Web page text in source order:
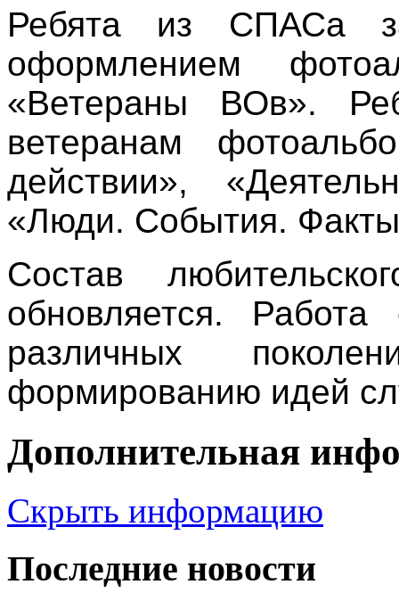
Ребята из СПАСа
оформлением
«Ветераны ВОв».
ветеранам
действии»,
«Люди. События.
Состав
обновляется. Работа
различных
формированию идей
Дополнительная
Скрыть информацию
Последние новости